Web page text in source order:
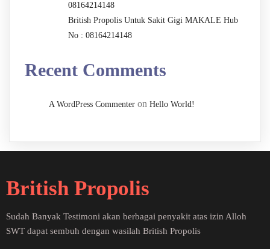
08164214148
British Propolis Untuk Sakit Gigi MAKALE Hub
No : 08164214148
Recent Comments
A WordPress Commenter on Hello World!
British Propolis
Sudah Banyak Testimoni akan berbagai penyakit atas izin Alloh
SWT dapat sembuh dengan wasilah British Propolis